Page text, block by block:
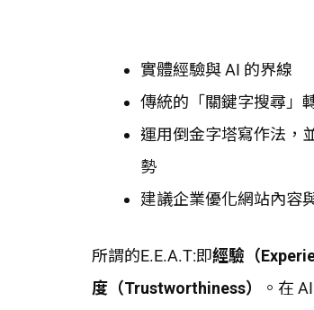
實體經驗與 AI 的界線
傳統的「關鍵字搜尋」
運用倒金字塔寫作法，
勢
建議企業優化網站內容
所謂的E.E.A.T:即經驗（
度（Trustworthiness）
。在